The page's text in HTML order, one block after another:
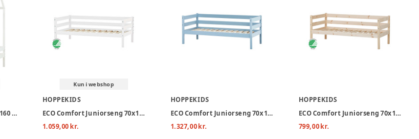
ECO Comfort Husseng 70x160 cm. - hvid
Kun i webshop
HOPPEKIDS
ECO Comfort Juniorseng 70x160 cm. - hvid
1.059,00 kr.
HOPPEKIDS
ECO Comfort Juniorseng 70x160 cm. - dream blue
1.327,00 kr.
HOPPEKIDS
ECO Comfort Juniorseng 70x160 cm. - Natur
799,00 kr.